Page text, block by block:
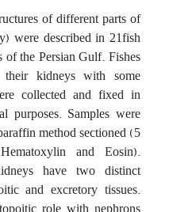
of different parts of
were described in 21fish
the Persian Gulf. Fishes
kidneys with some
collected and fixed in
purposes. Samples were
method sectioned (5
and Eosin).
have two distinct
and excretory tissues.